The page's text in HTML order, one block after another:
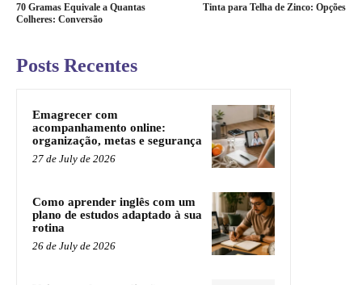
70 Gramas Equivale a Quantas
Colheres: Conversão
Tinta para Telha de Zinco: Opções
Posts Recentes
Emagrecer com
acompanhamento online:
organização, metas e segurança
27 de July de 2026
Como aprender inglês com um
plano de estudos adaptado à sua
rotina
26 de July de 2026